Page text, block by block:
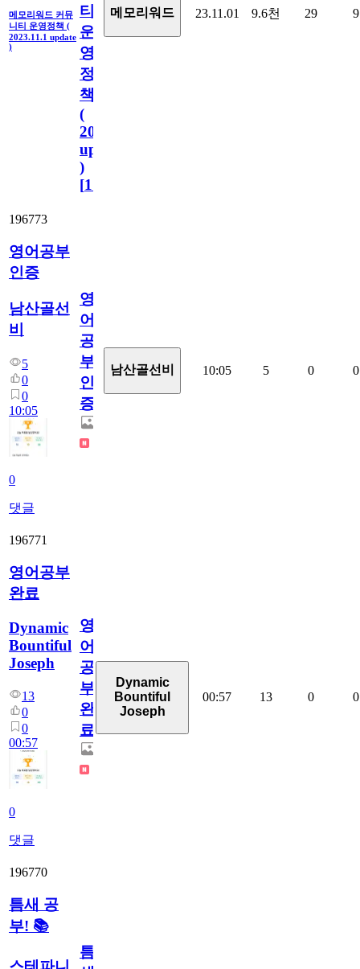
메모리워드 커뮤
니티 운영정책 (
2023.11.1 update
)
티
운
영
정
책
(
2023.11.1
update
)
[110
메모리워드 23.11.01 9.6천 29 9
196773
영어공부
인증
남산골선
비
5
0
0
10:05
0
댓글
영
어
공
부
인
증
남산골선비 10:05 5 0 0
196771
영어공부
완료
Dynamic
Bountiful
Joseph
13
0
0
00:57
0
댓글
영
어
공
부
완
료
Dynamic
Bountiful
Joseph
00:57 13 0 0
196770
틈새 공
부! 📚
틈